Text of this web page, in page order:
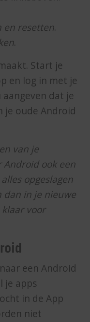
en resetten.
.
Start je
en log in met je
aangeven dat je
je oude Android
van je
Android ook een
opgeslagen
dan in je nieuwe
voor
een Android
je apps
in de App
niet